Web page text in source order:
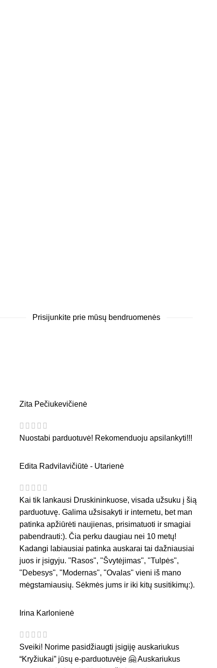
Prisijunkite prie mūsų bendruomenės
Zita Pečiukevičienė
Nuostabi parduotuvė! Rekomenduoju apsilankyti!!!
Edita Radvilavičiūtė - Utarienė
Kai tik lankausi Druskininkuose, visada užsuku į šią
parduotuvę. Galima užsisakyti ir internetu, bet man
patinka apžiūrėti naujienas, prisimatuoti ir smagiai
pabendrauti:). Čia perku daugiau nei 10 metų!
Kadangi labiausiai patinka auskarai tai dažniausiai
juos ir įsigyju. "Rasos", "Švytėjimas", "Tulpės",
"Debesys", "Modernas", "Ovalas" vieni iš mano
mėgstamiausių. Sėkmės jums ir iki kitų susitikimų:).
Irina Karlonienė
Sveiki! Norime pasidžiaugti įsigiję auskariukus
“Kryžiukai” jūsų e-parduotuvėje 🤗 Auskariukus